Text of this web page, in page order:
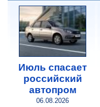
Июль спасает
российский
автопром
06.08.2026